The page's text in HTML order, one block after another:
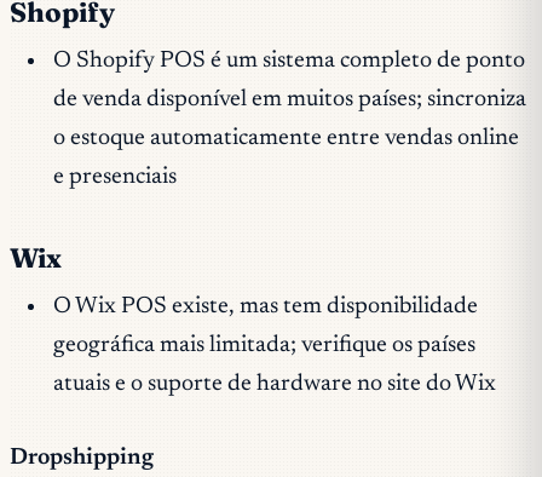
Shopify
O Shopify POS é um sistema completo de ponto
de venda disponível em muitos países; sincroniza
o estoque automaticamente entre vendas online
e presenciais
Wix
O Wix POS existe, mas tem disponibilidade
geográfica mais limitada; verifique os países
atuais e o suporte de hardware no site do Wix
Dropshipping